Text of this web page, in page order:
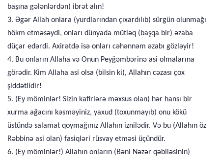
başına gələnlərdən) ibrət alın!
3. Əgər Allah onlara (yurdlarından çıxardılıb) sürgün olunmağı
hökm etməsəydi, onları dünyada mütləq (başqa bir) əzaba
düçar edərdi. Axirətdə isə onları cəhənnəm əzabı gözləyir!
4. Bu onların Allaha və Onun Peyğəmbərinə asi olmalarına
görədir. Kim Allaha asi olsa (bilsin ki), Allahın cəzası çox
şiddətlidir!
5. (Ey möminlər! Sizin kafirlərə məxsus olan) hər hansı bir
xurma ağacını kəsməyiniz, yaxud (toxunmayıb) onu kökü
üstündə salamat qoymağınız Allahın iznilədir. Və bu (Allahın öz
Rəbbinə asi olan) fasiqləri rüsvay etməsi üçündür.
6. (Ey möminlər!) Allahın onların (Bəni Nəzər qəbiləsinin)